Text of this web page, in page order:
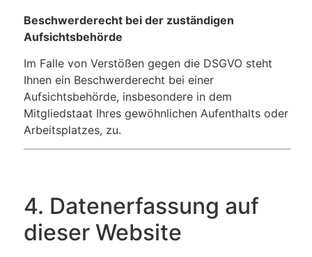
Beschwerderecht bei der zuständigen
Aufsichtsbehörde
Im Falle von Verstößen gegen die DSGVO steht
Ihnen ein Beschwerderecht bei einer
Aufsichtsbehörde, insbesondere in dem
Mitgliedstaat Ihres gewöhnlichen Aufenthalts oder
Arbeitsplatzes, zu.
4. Datenerfassung auf
dieser Website